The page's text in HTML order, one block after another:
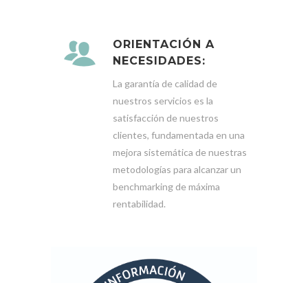
ORIENTACIÓN A
NECESIDADES:
La garantía de calidad de
nuestros servicios es la
satisfacción de nuestros
clientes, fundamentada en una
mejora sistemática de nuestras
metodologías para alcanzar un
benchmarking de máxima
rentabilidad.